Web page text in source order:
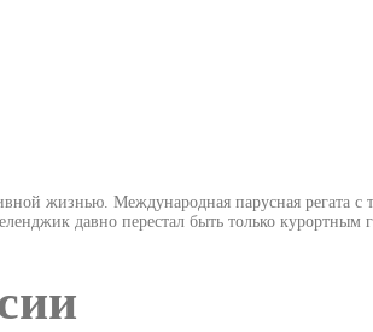
жизнью. Международная парусная регата с
давно перестал быть только курортным